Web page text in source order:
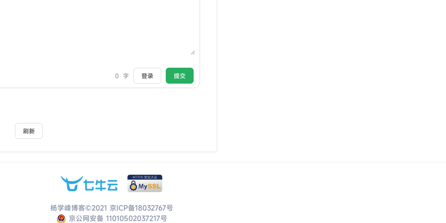
0 字 登录 提交
刷新
杨学峰博客©2021 京ICP备18032767号
京公网安备 11010502037217号